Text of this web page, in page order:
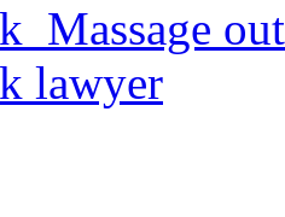
Massage
lawyer